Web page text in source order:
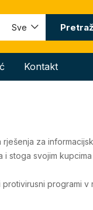
Sve
Kontakt
za
svojim
programi v